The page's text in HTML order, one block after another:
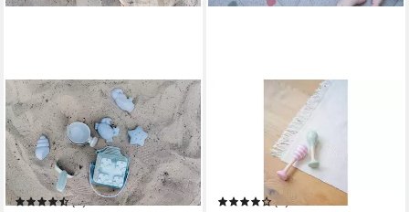
KINDSGUT
Sandform-Set, (Set, 7-er Set),
Sand-Spielzeug, Schippe,
Förmchen, Tilda, Sandkasten,
Outdoor, draußen
(7)
Stabrassel Stabrassel, Mit
dem Kauf dieses Produkts
unterstützt Du die Erhaltung
von Wäldern.
(3)